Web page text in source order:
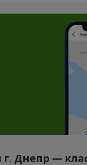
Днепр —